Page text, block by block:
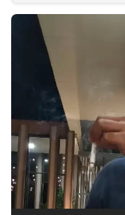
INDONESIA
Partner
Dinamikapost.com
Seedbacklink
Follow
Kabarbaru